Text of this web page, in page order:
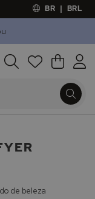
BR | BRL
Procura O Meu
de beleza